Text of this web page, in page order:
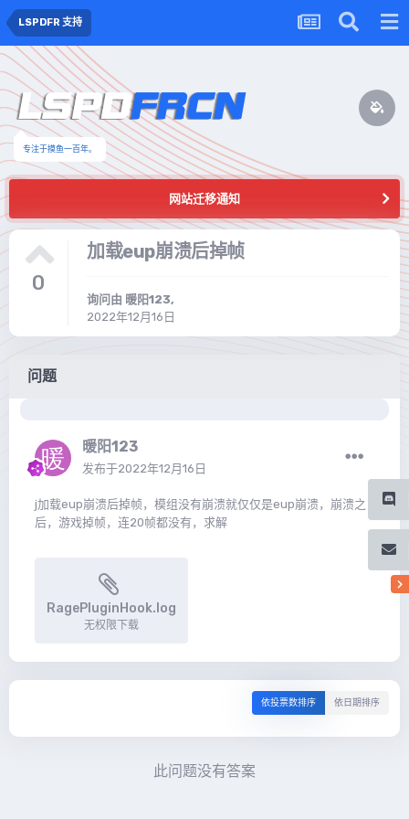
LSPDFR 支持
专注于摸鱼一百年。
网站迁移通知
0
加载eup崩溃后掉帧
询问由 暖阳123,
2022年12月16日
问题
暖阳123
发布于2022年12月16日
j加载eup崩溃后掉帧，模组没有崩溃就仅仅是eup崩溃，崩溃之
后，游戏掉帧，连20帧都没有，求解
RagePluginHook.log
无权限下载
依投票数排序 依日期排序
此问题没有答案